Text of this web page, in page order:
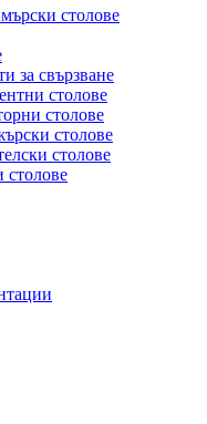
столове
за свързване
столове
столове
столове
столове
столове